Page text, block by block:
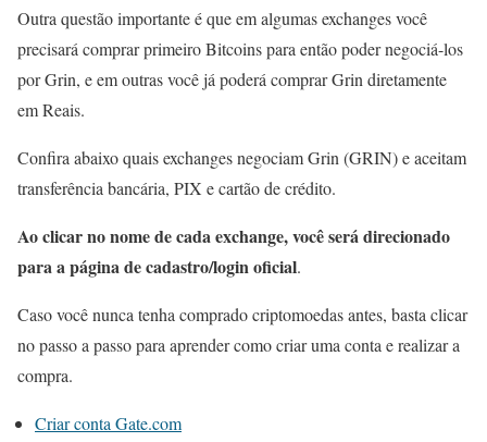
Outra questão importante é que em algumas exchanges você
precisará comprar primeiro Bitcoins para então poder negociá-los
por Grin, e em outras você já poderá comprar Grin diretamente
em Reais.
Confira abaixo quais exchanges negociam Grin (GRIN) e aceitam
transferência bancária, PIX e cartão de crédito.
Ao clicar no nome de cada exchange, você será direcionado
para a página de cadastro/login oficial.
Caso você nunca tenha comprado criptomoedas antes, basta clicar
no passo a passo para aprender como criar uma conta e realizar a
compra.
Criar conta Gate.com